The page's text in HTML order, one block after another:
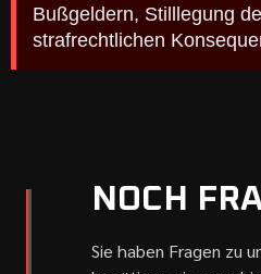
Bußgeldern, Stilllegung
strafrechtlichen
NOCH
Sie haben Fragen zu